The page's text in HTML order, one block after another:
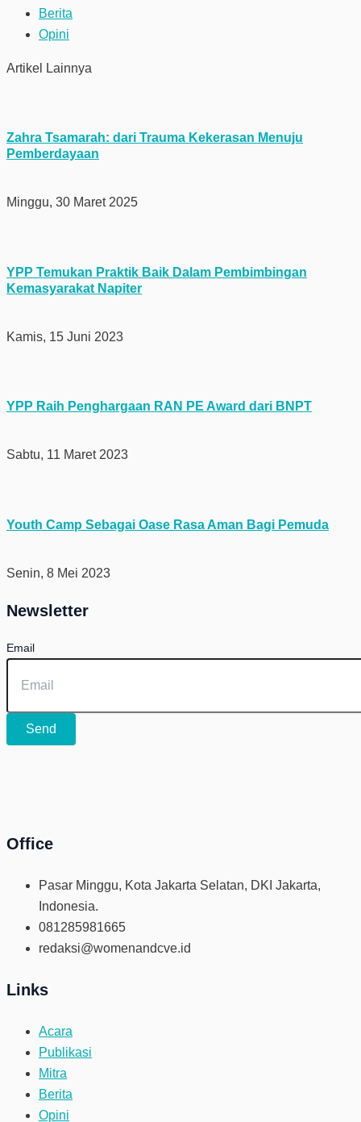
Berita
Opini
Artikel Lainnya
Zahra Tsamarah: dari Trauma Kekerasan Menuju
Pemberdayaan
Minggu, 30 Maret 2025
YPP Temukan Praktik Baik Dalam Pembimbingan
Kemasyarakat Napiter
Kamis, 15 Juni 2023
YPP Raih Penghargaan RAN PE Award dari BNPT
Sabtu, 11 Maret 2023
Youth Camp Sebagai Oase Rasa Aman Bagi Pemuda
Senin, 8 Mei 2023
Newsletter
Email
Send
Office
Pasar Minggu, Kota Jakarta Selatan, DKI Jakarta,
Indonesia.
081285981665
redaksi@womenandcve.id
Links
Acara
Publikasi
Mitra
Berita
Opini